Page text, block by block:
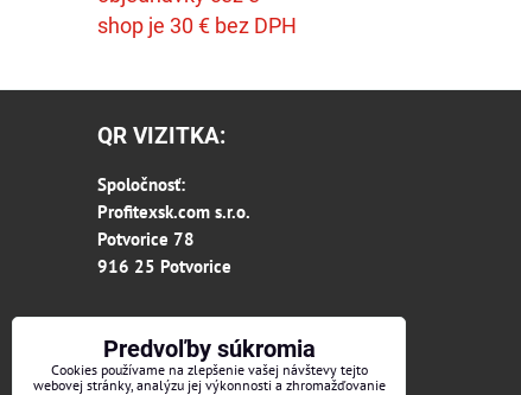
shop je 30 € bez DPH
QR VIZITKA:
Spoločnosť:
Profitexsk.com s.r.o.
Potvorice 78
916 25 Potvorice
Predvoľby súkromia
Cookies používame na zlepšenie vašej návštevy tejto
webovej stránky, analýzu jej výkonnosti a zhromažďovanie